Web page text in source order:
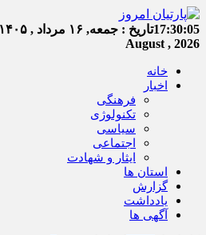
17:30:05تاریخ : جمعه, ۱۶ مرداد , ۱۴۰۵
August , 2026
خانه
اخبار
فرهنگی
تکنولوژی
سیاسی
اجتماعی
ایثار و شهادت
استان ها
گزارش
یادداشت
آگهی ها